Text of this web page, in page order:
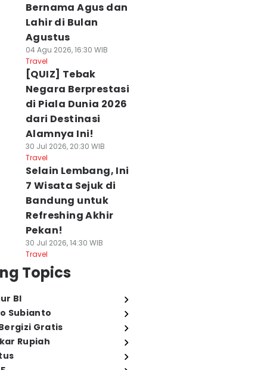
Bernama Agus dan
Lahir di Bulan
Agustus
04 Agu 2026, 16:30 WIB
Travel
[QUIZ] Tebak
Negara Berprestasi
di Piala Dunia 2026
dari Destinasi
Alamnya Ini!
30 Jul 2026, 20:30 WIB
Travel
Selain Lembang, Ini
7 Wisata Sejuk di
Bandung untuk
Refreshing Akhir
Pekan!
30 Jul 2026, 14:30 WIB
Travel
Topics
BI
Subianto
Gratis
Rupiah